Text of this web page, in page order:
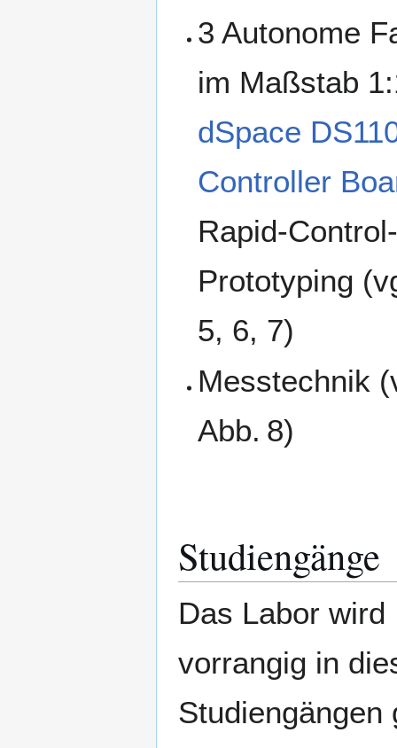
3 Autonome
im Maßstab
dSpace
Controller
Rapid-
Prototyping
5, 6, 7)
Messtechnik
Abb. 8)
Studiengänge
Das Labor wird
vorrangig in
Studiengängen